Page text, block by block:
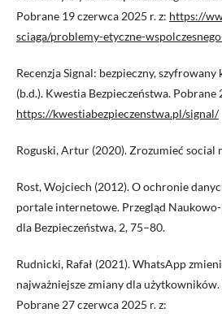
Pobrane 19 czerwca 2025 r. z: https://
sciaga/problemy-etyczne-
Recenzja Signal: bezpieczny,
(b.d.). Kwestia Bezpieczeństwa. Pobrane
https://kwestiabezpieczenstwa.pl/signal/
Roguski, Artur (2020). Zrozumieć social
Rost, Wojciech (2012). O ochronie
portale internetowe. Przegląd
dla Bezpieczeństwa, 2, 75–80.
Rudnicki, Rafał (2021). WhatsApp
najważniejsze zmiany dla
Pobrane 27 czerwca 2025 r. z: